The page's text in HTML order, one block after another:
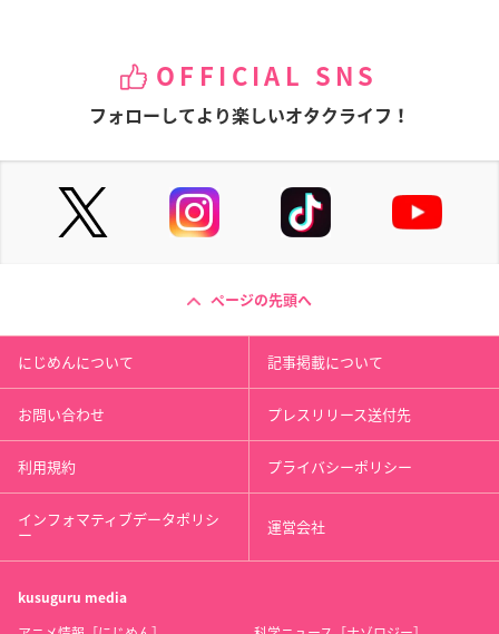
OFFICIAL SNS
フォローしてより楽しいオタクライフ！
ページの先頭へ
にじめんについて 記事掲載について
お問い合わせ プレスリリース送付先
利用規約 プライバシーポリシー
インフォマティブデータポリシ
ー 運営会社
kusuguru media